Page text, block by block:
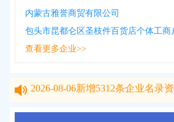
内蒙古雅誉商贸有限公司
包头市昆都仑区圣枝件百货店个体工商
查看更多企业>>
新增 条企业名录